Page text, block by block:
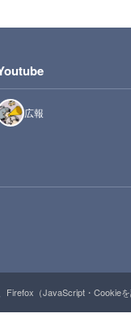
広報
Firefox（JavaScript・Cookie